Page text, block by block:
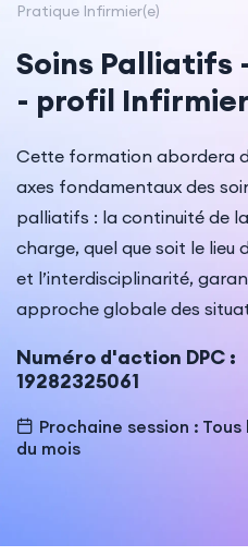
Pratique Infirmier(e)
Soins Palliatifs
- profil Infirmier
Cette formation abordera
axes fondamentaux des
palliatifs : la continuité de
charge, quel que soit le lieu
et l’interdisciplinarité,
approche globale des
Numéro d'action DPC :
19282325061
Prochaine session : Tous
du mois